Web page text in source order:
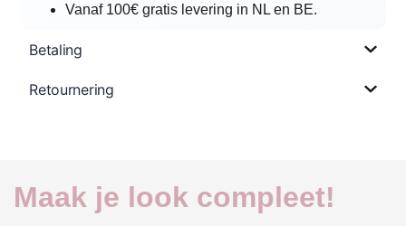
Vanaf 100€ gratis levering in NL en BE.
Betaling
Retournering
Maak je look compleet!